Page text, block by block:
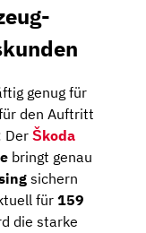
genug für
den Auftritt
DerŠkoda
bringt genau
sichern
für 159
die starke